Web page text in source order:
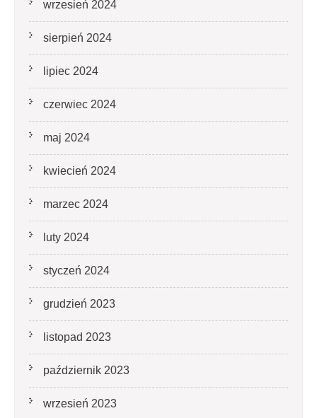
wrzesień 2024
sierpień 2024
lipiec 2024
czerwiec 2024
maj 2024
kwiecień 2024
marzec 2024
luty 2024
styczeń 2024
grudzień 2023
listopad 2023
październik 2023
wrzesień 2023